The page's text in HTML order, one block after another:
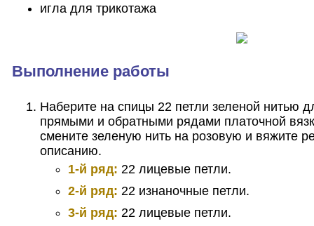
игла для трикотажа
Выполнение работы
Наберите на спицы 22 петли зеленой нитью
прямыми и обратными рядами платочной
смените зеленую нить на розовую и вяжите
описанию.
1-й ряд: 22 лицевые петли.
2-й ряд: 22 изнаночные петли.
3-й ряд: 22 лицевые петли.